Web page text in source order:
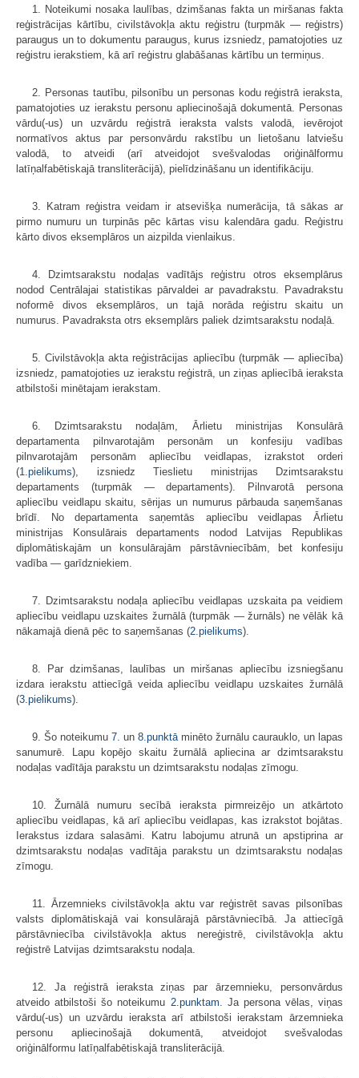
1. Noteikumi nosaka laulības, dzimšanas fakta un miršanas fakta
reģistrā­cijas kārtību, civilstāvokļa aktu reģistru (turpmāk — reģistrs)
paraugus un to dokumentu paraugus, kurus izsniedz, pamatojoties uz
reģistru ierakstiem, kā arī reģistru glabāšanas kārtību un termiņus.
2. Personas tautību, pilsonību un personas kodu reģistrā ieraksta,
pamatojoties uz ierakstu personu apliecinošajā dokumentā. Personas
vārdu(-us) un uzvārdu reģistrā ieraksta valsts valodā, ievērojot
normatīvos aktus par personvārdu rakstību un lietošanu latviešu
valodā, to atveidi (arī atveidojot svešvalodas oriģinālformu
latīņalfabētiskajā transliterācijā), pielīdzināšanu un identifikāciju.
3. Katram reģistra veidam ir atsevišķa numerācija, tā sākas ar
pirmo numuru un turpinās pēc kārtas visu kalendāra gadu. Reģistru
kārto divos eksemplāros un aizpilda vienlaikus.
4. Dzimtsarakstu nodaļas vadītājs reģistru otros eksemplārus
nodod Centrālajai statistikas pārvaldei ar pavadrakstu. Pavadrakstu
noformē divos eksemplāros, un tajā norāda reģistru skaitu un
numurus. Pavadraksta otrs eksemplārs paliek dzimtsarakstu nodaļā.
5. Civilstāvokļa akta reģistrācijas apliecību (turpmāk — apliecība)
izsniedz, pamatojoties uz ierakstu reģistrā, un ziņas apliecībā ieraksta
atbilstoši minētajam ierakstam.
6. Dzimtsarakstu nodaļām, Ārlietu ministrijas Konsulārā
departamenta pilnvarotajām personām un konfesiju vadības
pilnvarotajām personām apliecību veidlapas, izrakstot orderi
(1.pielikums), izsniedz Tieslietu ministrijas Dzimtsarakstu
departaments (turpmāk — departaments). Pilnvarotā persona
apliecību veidlapu skaitu, sērijas un numurus pārbauda saņemšanas
brīdī. No departamenta saņemtās apliecību veidlapas Ārlietu
ministrijas Konsulārais departaments nodod Latvijas Republikas
diplomātiskajām un konsulārajām pārstāvniecībām, bet konfesiju
vadība — garīdzniekiem.
7. Dzimtsarakstu nodaļa apliecību veidlapas uzskaita pa veidiem
apliecību veidlapu uzskaites žurnālā (turpmāk — žurnāls) ne vēlāk kā
nākamajā dienā pēc to saņemšanas (2.pielikums).
8. Par dzimšanas, laulības un miršanas apliecību izsniegšanu
izdara ierakstu attiecīgā veida apliecību veidlapu uzskaites žurnālā
(3.pielikums).
9. Šo noteikumu 7. un 8.punktā minēto žurnālu caurauklo, un lapas
sanumurē. Lapu kopējo skaitu žurnālā apliecina ar dzimtsarakstu
nodaļas vadītāja parakstu un dzimtsarakstu nodaļas zīmogu.
10. Žurnālā numuru secībā ieraksta pirmreizējo un atkārtoto
apliecību veidlapas, kā arī apliecību veidlapas, kas izrakstot bojātas.
Ierakstus izdara salasāmi. Katru labojumu atrunā un apstiprina ar
dzimtsarakstu nodaļas vadītāja parakstu un dzimtsarakstu nodaļas
zīmogu.
11. Ārzemnieks civilstāvokļa aktu var reģistrēt savas pilsonības
valsts diplomātiskajā vai konsulārajā pārstāvniecībā. Ja attiecīgā
pārstāvniecība civilstāvokļa aktus nereģistrē, civilstāvokļa aktu
reģistrē Latvijas dzimtsarakstu nodaļa.
12. Ja reģistrā ieraksta ziņas par ārzemnieku, personvārdus
atveido atbil­stoši šo noteikumu 2.punktam . Ja persona vēlas, viņas
vārdu(-us) un uzvārdu ieraksta arī atbilstoši ierakstam ārzemnieka
personu apliecinošajā dokumentā, atveidojot svešvalodas
oriģinālformu latīņalfabētiskajā transliterācijā.